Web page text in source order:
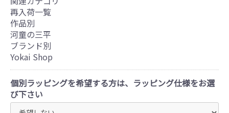
再入荷一覧
作品別
河童の三平
ブランド別
Yokai Shop
個別ラッピングを希望する方は、ラッピング仕様をお選
び下さい